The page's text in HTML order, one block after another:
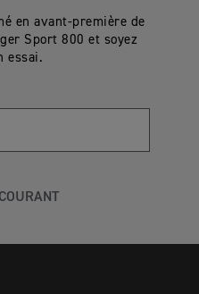
en avant-première de
Sport 800 et soyez
essai.